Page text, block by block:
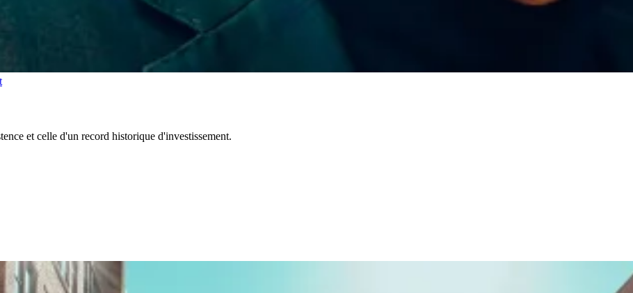
et celle d'un record historique d'investissement.